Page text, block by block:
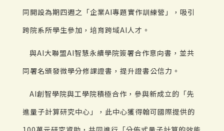
同開設為期四週之「企業AI專題實作訓練營」，吸引
跨院系所學生參加，培育跨域AI人才。
與AI大聯盟AI智慧永續學院簽署合作意向書，並共
同署名頒發微學分修課證書，提升證書公信力。
AI創智學院與工學院積極合作，參與新成立的「先
進量子計算研究中心」，此中心獲得翰可國際提供的